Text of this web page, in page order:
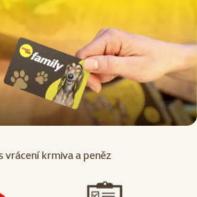
vrácení krmiva a peněz